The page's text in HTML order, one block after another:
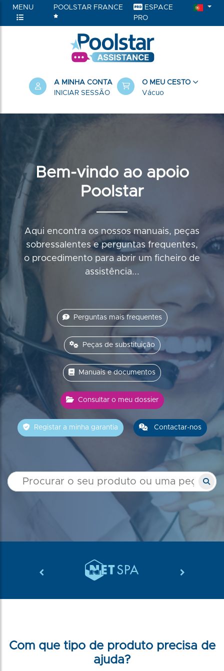
MENU POOLSTAR FRANCE
ESPACE
PRO
A MINHA CONTA
INICIAR SESSÃO
O MEU CESTO
Vácuo
Bem-vindo ao apoio
Poolstar
Aqui encontra os nossos manuais, peças
sobressalentes e perguntas frequentes,
o procedimento para abrir um ficheiro de
assistência...
Perguntas mais frequentes
Peças de substituição
Manuais e documentos
Consultar o meu dossier
Registar a minha garantia Contactar-nos
Com que tipo de produto precisa de
ajuda?